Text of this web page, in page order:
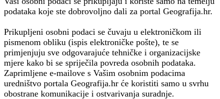
podataka koje ste dobrovoljno dali za portal Geografija.hr.
Prikupljeni osobni podaci se čuvaju u elektroničkom ili
pismenom obliku (ispis elektroničke pošte), te se
primjenjuju sve odgovarajuće tehničke i organizacijske
mjere kako bi se spriječila povreda osobnih podataka.
Zaprimljene e-mailove s Vašim osobnim podacima
uredništvo portala Geografija.hr će koristiti samo u svrhu
obostrane komunikacije i ostvarivanja suradnje.